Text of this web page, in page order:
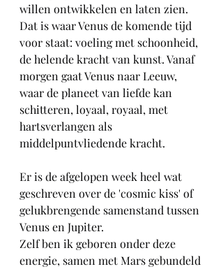
willen ontwikkelen en laten zien.
Dat is waar Venus de komende tijd
voor staat: voeling met schoonheid,
de helende kracht van kunst. Vanaf
morgen gaat Venus naar Leeuw,
waar de planeet van liefde kan
schitteren, loyaal, royaal, met
hartsverlangen als
middelpuntvliedende kracht.
Er is de afgelopen week heel wat
geschreven over de 'cosmic kiss' of
gelukbrengende samenstand tussen
Venus en Jupiter.
Zelf ben ik geboren onder deze
energie, samen met Mars gebundeld